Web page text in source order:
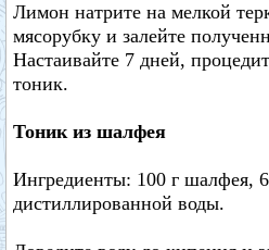
Лимон натрите на мелкой
мясорубку и залейте
Настаивайте 7 дней,
тоник.
Тоник из шалфея
Ингредиенты: 100 г шалфея,
дистиллированной воды.